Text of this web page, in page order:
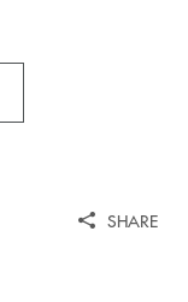
SHARE